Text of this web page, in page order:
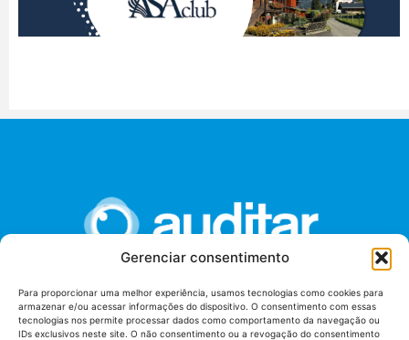
Gerenciar consentimento
Para proporcionar uma melhor experiência, usamos tecnologias como cookies para
armazenar e/ou acessar informações do dispositivo. O consentimento com essas
tecnologias nos permite processar dados como comportamento da navegação ou
IDs exclusivos neste site. O não consentimento ou a revogação do consentimento
União dos Auditores Federais de Controle Externo -
AUDITAR